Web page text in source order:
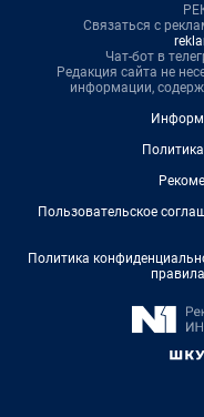
Связаться с
Чат-бот в
Редакция сайта не
информации,
Пользовательское
Политика